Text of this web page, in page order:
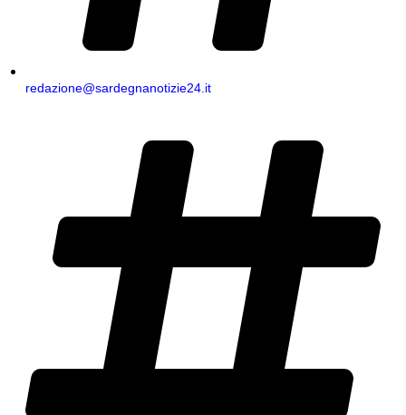
redazione@sardegnanotizie24.it